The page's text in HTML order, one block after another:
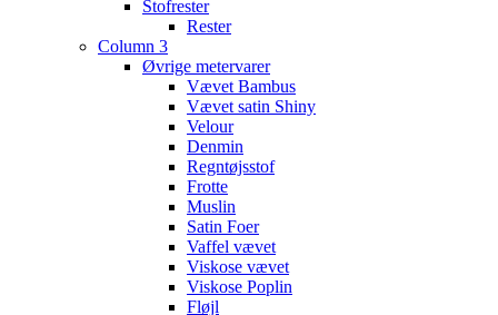
Stofrester
Rester
Column 3
Øvrige metervarer
Vævet Bambus
Vævet satin Shiny
Velour
Denmin
Regntøjsstof
Frotte
Muslin
Satin Foer
Vaffel vævet
Viskose vævet
Viskose Poplin
Fløjl